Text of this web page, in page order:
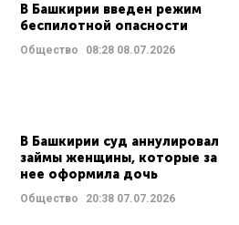
В Башкирии введен режим
беспилотной опасности
Общество 08:28 08.07.2026
В Башкирии суд аннулировал
займы женщины, которые за
нее оформила дочь
Общество 20:38 07.07.2026